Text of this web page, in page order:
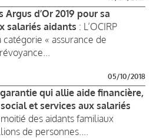
Argus d’Or 2019 pour sa
salariés aidants : L’OCIRP
« assurance de
05/10/2018
qui allie aide financière,
et services aux salariés
des aidants familiaux
de personnes....